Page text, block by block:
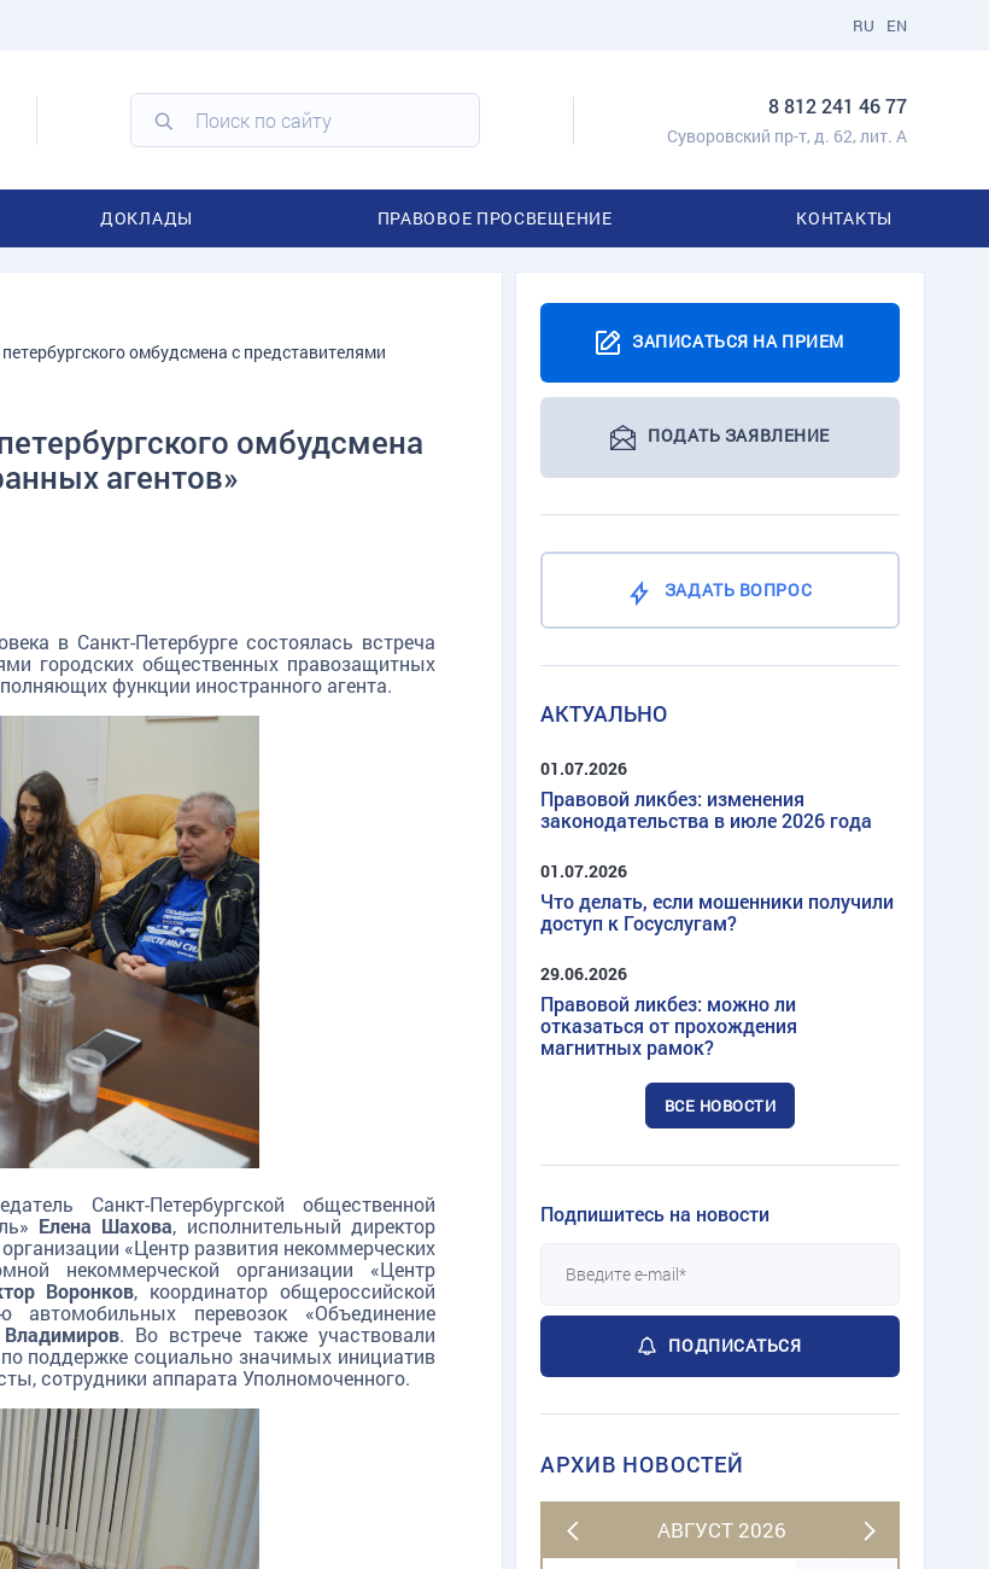
EN
RU
8 812 241 46 77
Суворовский пр-т, д. 62, лит. А
ДОКЛАДЫ ПРАВОВОЕ ПРОСВЕЩЕНИЕ КОНТАКТЫ
омбудсмена с представителями
омбудсмена
агентов»
в Санкт-Петербурге состоялась встреча
городских общественных правозащитных
функции иностранного агента.
Санкт-Петербургской общественной
Елена Шахова, исполнительный директор
«Центр развития некоммерческих
некоммерческой организации «Центр
Воронков, координатор общероссийской
автомобильных перевозок «Объединение
. Во встрече также участвовали
поддержке социально значимых инициатив
сотрудники аппарата Уполномоченного.
ЗАПИСАТЬСЯ НА ПРИЕМ
ПОДАТЬ ЗАЯВЛЕНИЕ
ЗАДАТЬ ВОПРОС
АКТУАЛЬНО
01.07.2026
Правовой ликбез: изменения
законодательства в июле 2026 года
01.07.2026
Что делать, если мошенники получили
доступ к Госуслугам?
29.06.2026
Правовой ликбез: можно ли
отказаться от прохождения
магнитных рамок?
ВСЕ НОВОСТИ
Подпишитесь на новости
ПОДПИСАТЬСЯ
АРХИВ НОВОСТЕЙ
АВГУСТ 2026